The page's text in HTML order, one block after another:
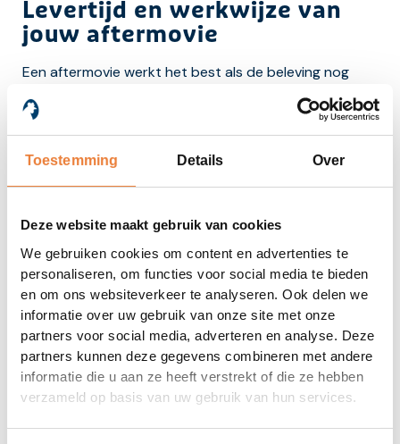
Toestemming Details Over
Deze website maakt gebruik van cookies
We gebruiken cookies om content en advertenties te
personaliseren, om functies voor social media te bieden
en om ons websiteverkeer te analyseren. Ook delen we
informatie over uw gebruik van onze site met onze
partners voor social media, adverteren en analyse. Deze
partners kunnen deze gegevens combineren met andere
informatie die u aan ze heeft verstrekt of die ze hebben
verzameld op basis van uw gebruik van hun services.
Levertijd en werkwijze van
jouw aftermovie
Een aftermovie werkt het best als de beleving nog
vers is. Daarom schakelen we snel en efficiënt. Vooraf
maken we samen een plan: een script, muziekselectie,
graphics en planning. Op de dag zelf werken we
volgens een duidelijk draaiboek, zodat we gericht de
bij Van Ei naar Kip geen probleem. We leveren de
aftermovie in verschillende versies: één hoofdfilm en
korte versies voor LinkedIn, Instagram of andere
kanalen.
Wat kost een aftermovie?
de duur, het type event, het aantal camera’s en de